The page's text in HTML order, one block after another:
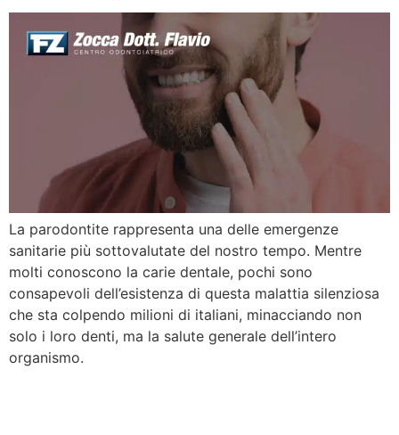
La parodontite rappresenta una delle emergenze
sanitarie più sottovalutate del nostro tempo. Mentre
molti conoscono la carie dentale, pochi sono
consapevoli dell’esistenza di questa malattia silenziosa
che sta colpendo milioni di italiani, minacciando non
solo i loro denti, ma la salute generale dell’intero
organismo.